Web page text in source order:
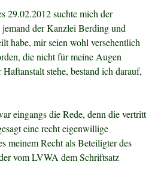
29.02.2012 suchte mich der
der Kanzlei Berding und
habe, mir seien wohl versehentlich
die nicht für meine Augen
stehe, bestand ich darauf,
eingangs die Rede, denn die vertritt
eine recht eigenwillige
meinem Recht als Beteiligter des
vom LVWA dem Schriftsatz